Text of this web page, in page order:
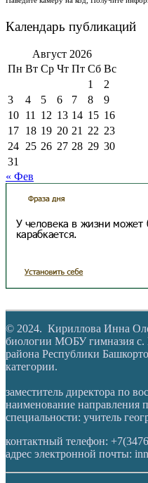
Календарь публикаций
Август 2026
Пн Вт Ср Чт Пт Сб Вс
1
2
3
4 5 6 7 8
9
10 11 12 13 14 15 16
17 18 19 20 21 22 23
24 25 26 27 28 29 30
31
« Фев
© 2024. Кириллова Инна
биологии МОБУ гимназия с.
района Республики
категории.
заместитель директора по
наименование направления
специальности: учитель
контактный телефон:
адрес электронной почты: